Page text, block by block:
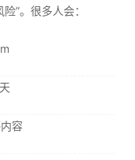
”。很多人会：
容